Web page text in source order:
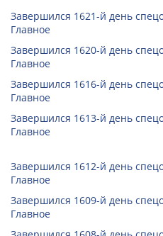
Завершился 1621-й день
Главное
Завершился 1620-й день
Главное
Завершился 1616-й день
Главное
Завершился 1613-й день
Главное
Завершился 1612-й день
Главное
Завершился 1609-й день
Главное